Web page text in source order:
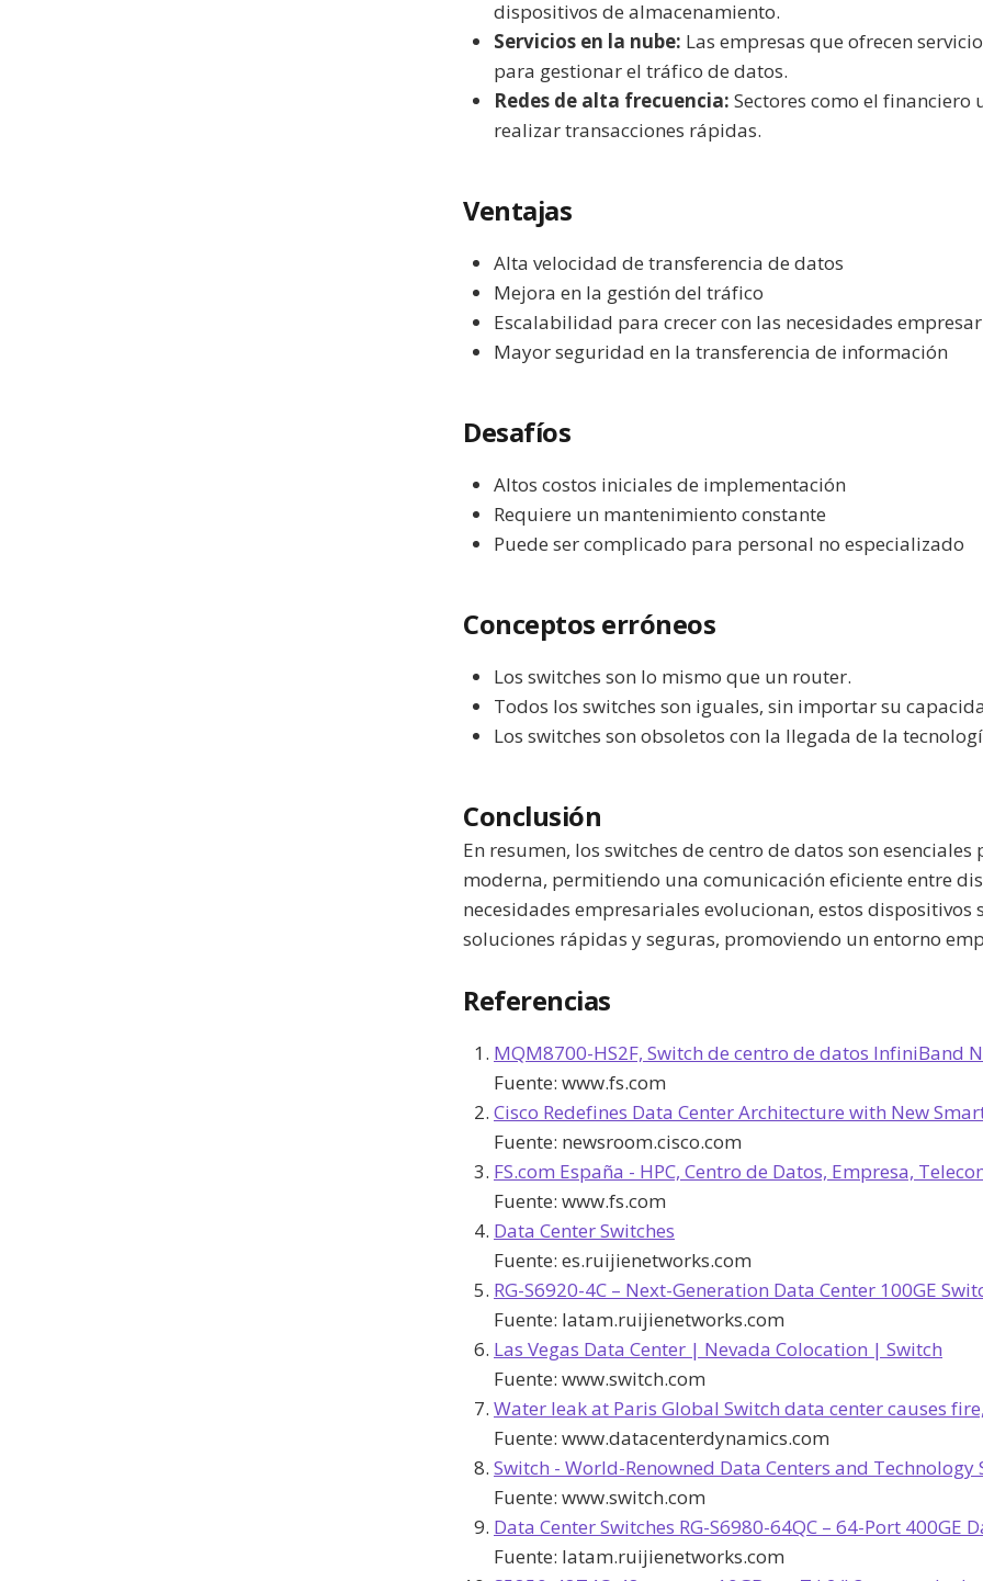
dispositivos de almacenamiento.
Servicios en la nube: Las empresas que ofrecen
para gestionar el tráfico de datos.
Redes de alta frecuencia: Sectores como el financiero
realizar transacciones rápidas.
Ventajas
Alta velocidad de transferencia de datos
Mejora en la gestión del tráfico
Escalabilidad para crecer con las necesidades
Mayor seguridad en la transferencia de información
Desafíos
Altos costos iniciales de implementación
Requiere un mantenimiento constante
Puede ser complicado para personal no especializado
Conceptos erróneos
Los switches son lo mismo que un router.
Todos los switches son iguales, sin importar su
Los switches son obsoletos con la llegada de la
Conclusión
En resumen, los switches de centro de datos son
moderna, permitiendo una comunicación eficiente entre
necesidades empresariales evolucionan, estos
soluciones rápidas y seguras, promoviendo un entorno
Referencias
MQM8700-HS2F, Switch de centro de datos InfiniBand
Fuente: www.fs.com
Cisco Redefines Data Center Architecture with New
Fuente: newsroom.cisco.com
FS.com España - HPC, Centro de Datos, Empresa,
Fuente: www.fs.com
Data Center Switches
Fuente: es.ruijienetworks.com
RG-S6920-4C – Next-Generation Data Center 100GE
Fuente: latam.ruijienetworks.com
Las Vegas Data Center | Nevada Colocation | Switch
Fuente: www.switch.com
Water leak at Paris Global Switch data center causes
Fuente: www.datacenterdynamics.com
Switch - World-Renowned Data Centers and Technology
Fuente: www.switch.com
Data Center Switches RG-S6980-64QC – 64-Port 400GE
Fuente: latam.ruijienetworks.com